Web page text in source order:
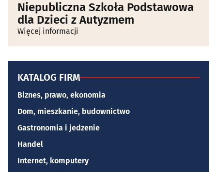
Niepubliczna Szkoła Podstawowa
dla Dzieci z Autyzmem
Więcej informacji
KATALOG FIRM
Biznes, prawo, ekonomia
Dom, mieszkanie, budownictwo
Gastronomia i jedzenie
Handel
Internet, komputery